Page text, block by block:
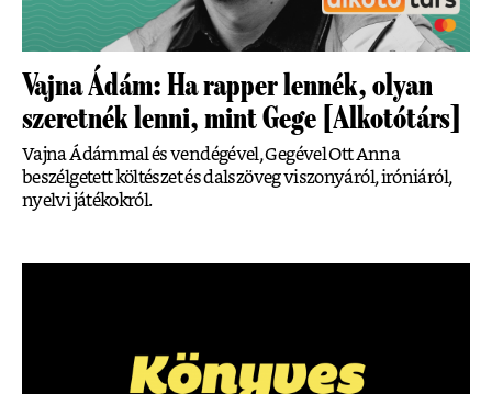
Vajna Ádám: Ha rapper lennék, olyan
szeretnék lenni, mint Gege [Alkotótárs]
Vajna Ádámmal és vendégével, Gegével Ott Anna
beszélgetett költészet és dalszöveg viszonyáról, iróniáról,
nyelvi játékokról.